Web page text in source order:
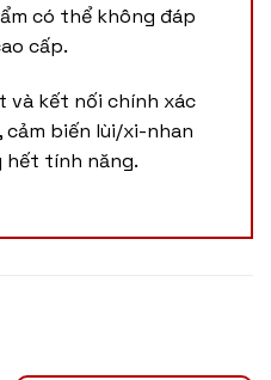
có thể không đáp
cấp.
và kết nối chính xác
cảm biến lùi/xi-nhan
hết tính năng.